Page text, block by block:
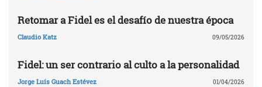
Retomar a Fidel es el desafío de nuestra época
Claudio Katz 09/05/2026
Fidel: un ser contrario al culto a la personalidad
Jorge Luís Guach Estévez 01/04/2026